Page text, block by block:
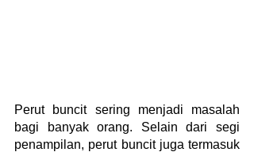
Perut buncit sering menjadi masalah
bagi banyak orang. Selain dari segi
penampilan, perut buncit juga termasuk